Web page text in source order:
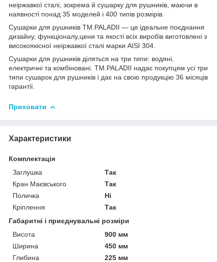
неіржавкої сталі, зокрема й сушарку для рушників, маючи в
наявності понад 35 моделей і 400 типів розмірів.
Сушарки для рушників TM.PALADII — це ідеальне поєднання
дизайну, функціоналу,цени та якості всіх виробів виготовлені з
високоякісної неіржавкої сталі марки AISI 304.
Сушарки для рушників діляться на три типи: водяні,
електричні та комбіновані. TM.PALADII надає покупцям усі три
типи сушарок для рушників і дає на свою продукцію 36 місяців
гарантії.
Приховати
Характеристики
Комплектація
Заглушка
Так
Кран Маєвського
Так
Поличка
Ні
Кріплення
Так
Габаритні і приєднувальні розміри
Висота
900 мм
Ширина
450 мм
Глибина
225 мм